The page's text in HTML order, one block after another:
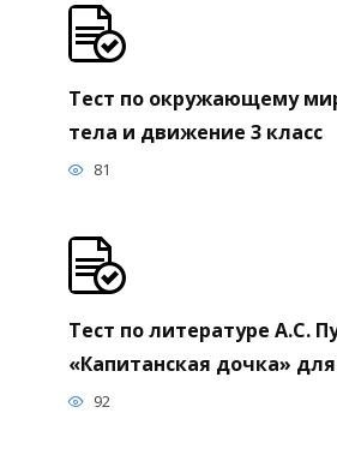
Тест по окружающему
тела и движение 3 класс
81
Тест по литературе А.С.
«Капитанская дочка» для
92